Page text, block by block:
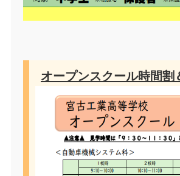
オープンスクール時間割